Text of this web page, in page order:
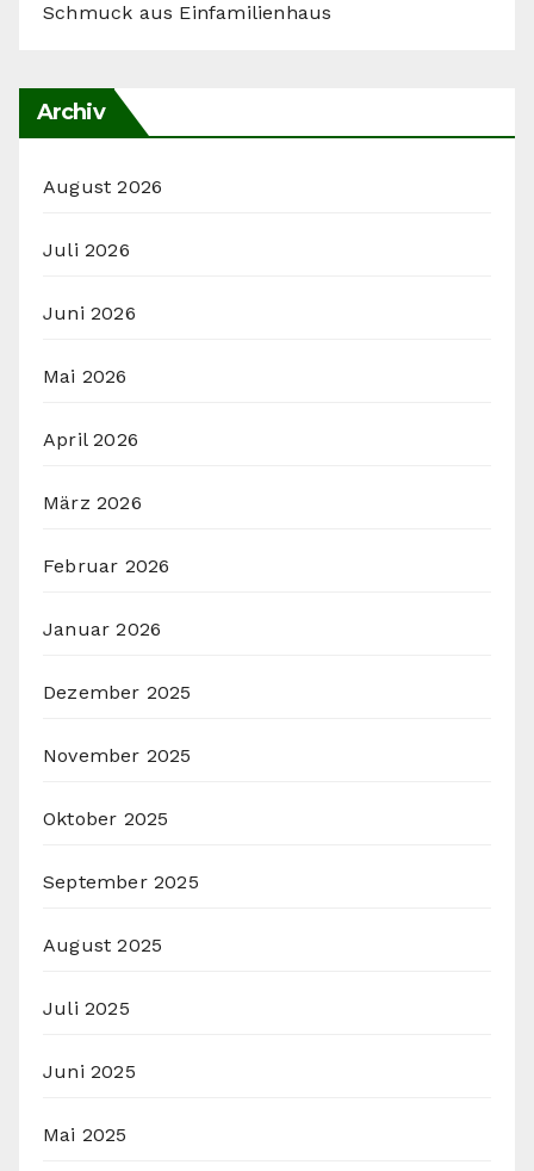
Schmuck aus Einfamilienhaus
Archiv
August 2026
Juli 2026
Juni 2026
Mai 2026
April 2026
März 2026
Februar 2026
Januar 2026
Dezember 2025
November 2025
Oktober 2025
September 2025
August 2025
Juli 2025
Juni 2025
Mai 2025